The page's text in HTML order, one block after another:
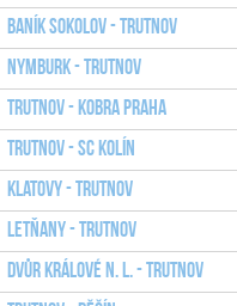
Baník Sokolov - Trutnov
Nymburk - Trutnov
Trutnov - Kobra Praha
Trutnov - SC Kolín
Klatovy - Trutnov
Letňany - Trutnov
Dvůr Králové n. L. - Trutnov